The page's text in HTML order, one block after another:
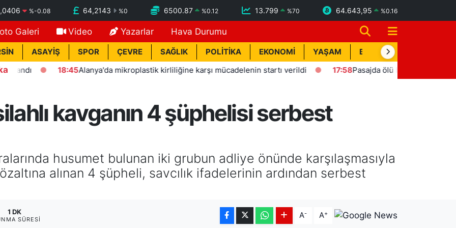
%-0.08 64,2143 %0 6500.87 %0.12 13.799 %70 64.643,95 %0.16
Galeri Video Yazarlar Hava Durumu
ASAYİŞ SPOR ÇEVRE SAĞLIK POLİTİKA EKONOMİ YAŞAM BİK İLAN
18:45 Alanya'da mikroplastik kirliliğine karşı mücadelenin startı verildi 17:58 Pasajda ölü bulunan Eyüp Can
kavganın 4 şüphelisi serbest
husumet bulunan iki grubun adliye önünde karşılaşmasıyla
alınan 4 şüpheli, savcılık ifadelerinin ardından serbest
1 DK
SÜRESI A- A+